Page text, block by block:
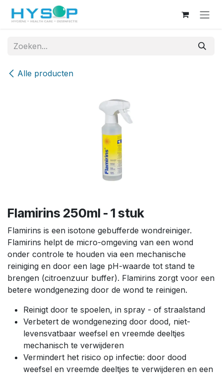
Overslaan naar inhoud
Alle producten
Flamirins 250ml - 1 stuk
Flamirins is een isotone gebufferde wondreiniger.
Flamirins helpt de micro-omgeving van een wond
onder controle te houden via een mechanische
reiniging en door een lage pH-waarde tot stand te
brengen (citroenzuur buffer). Flamirins zorgt voor een
betere wondgenezing door de wond te reinigen.
Reinigt door te spoelen, in spray - of straalstand
Verbetert de wondgenezing door dood, niet-
levensvatbaar weefsel en vreemde deeltjes
mechanisch te verwijderen
Vermindert het risico op infectie: door dood
weefsel en vreemde deeltjes te verwijderen en een